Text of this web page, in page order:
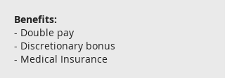
Benefits:
- Double pay
- Discretionary bonus
- Medical Insurance